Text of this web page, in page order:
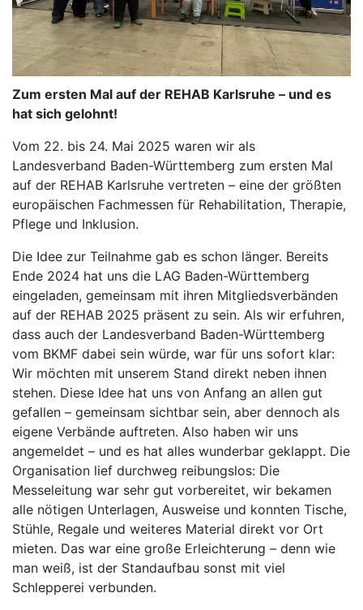
Zum ersten Mal auf der REHAB Karlsruhe – und es
hat sich gelohnt!
Vom 22. bis 24. Mai 2025 waren wir als
Landesverband Baden-Württemberg zum ersten Mal
auf der REHAB Karlsruhe vertreten – eine der größten
europäischen Fachmessen für Rehabilitation, Therapie,
Pflege und Inklusion.
Die Idee zur Teilnahme gab es schon länger. Bereits
Ende 2024 hat uns die LAG Baden-Württemberg
eingeladen, gemeinsam mit ihren Mitgliedsverbänden
auf der REHAB 2025 präsent zu sein. Als wir erfuhren,
dass auch der Landesverband Baden-Württemberg
vom BKMF dabei sein würde, war für uns sofort klar:
Wir möchten mit unserem Stand direkt neben ihnen
stehen. Diese Idee hat uns von Anfang an allen gut
gefallen – gemeinsam sichtbar sein, aber dennoch als
eigene Verbände auftreten. Also haben wir uns
angemeldet – und es hat alles wunderbar geklappt. Die
Organisation lief durchweg reibungslos: Die
Messeleitung war sehr gut vorbereitet, wir bekamen
alle nötigen Unterlagen, Ausweise und konnten Tische,
Stühle, Regale und weiteres Material direkt vor Ort
mieten. Das war eine große Erleichterung – denn wie
man weiß, ist der Standaufbau sonst mit viel
Schlepperei verbunden.